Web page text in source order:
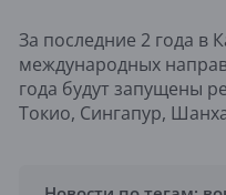
За последние 2 года в
международных
года будут запущены
Токио, Сингапур,